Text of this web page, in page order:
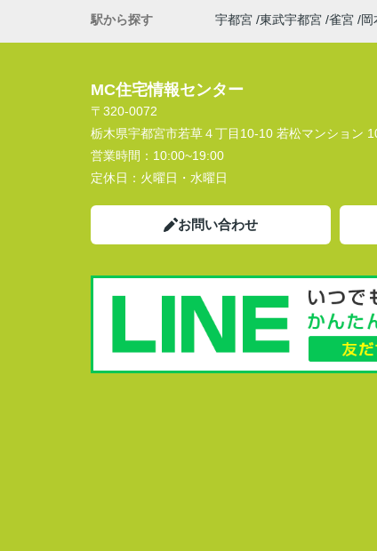
駅から探す
宇都宮 東武宇都宮 雀宮 岡
MC住宅情報センター
〒320-0072
栃木県宇都宮市若草４丁目10-10 若松マンション
営業時間： 10:00~19:00
定休日： 火曜日・水曜日
お問い合わせ